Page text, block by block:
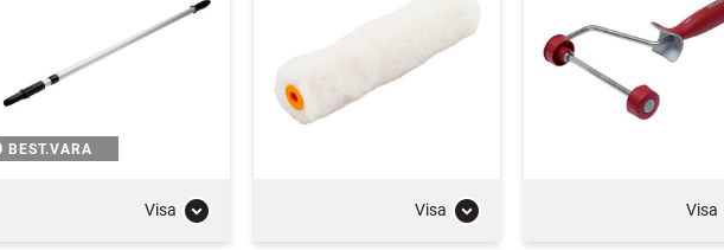
BEST.VARA
Visa Visa Visa